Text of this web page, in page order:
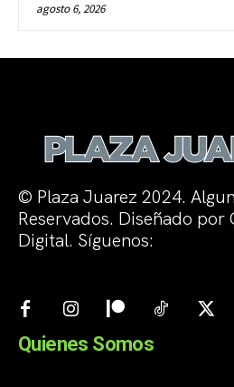
agosto 6, 2026
© Plaza Juarez 2024.
Reservados. Diseñado por
Digital. Síguenos:
Quienes Somos